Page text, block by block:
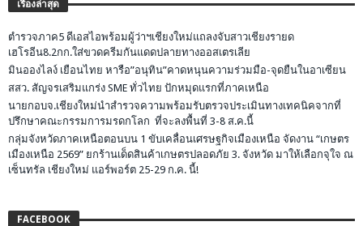
เรื่องล่าสุด
ตำรวจภาค5 ดีเอสไอพร้อมผู้ว่าฯเชียงใหม่แถลงจับสาวเชียงรายด
เฮโรอีน8.2กก.ใส่ขวดครีมกันแดดปลายทางออสเตรเลีย
มินอองไลง์ เยือนไทย หารือ”อนุทิน”คาดหนุนความร่วมมือ-จุดยืนในอาเซียน
สสว. สัญจรเสริมแกร่ง SME ทั่วไทย ปักหมุดแรกที่ภาคเหนือ
นายกอบจ.เชียงใหม่นำสำรวจความพร้อมรับตรวจประเมินทางเทคนิคจากที่
ปรึกษาคณะกรรมการมรดกโลก ที่จะลงพื้นที่ 3-8 ส.ค.นี้
กลุ่มจังหวัดภาคเหนือตอนบน 1 ขับเคลื่อนเศรษฐกิจเมืองเหนือ จัดงาน “เกษตร
เมืองเหนือ 2569” ยกร้านเด็ดสินค้าเกษตรปลอดภัย 3. จังหวัด มาให้เลือกจุใจ ณ
เซ็นทรัล เชียงใหม่ แอร์พอร์ต 25-29 ก.ค. นี้!
FACEBOOK